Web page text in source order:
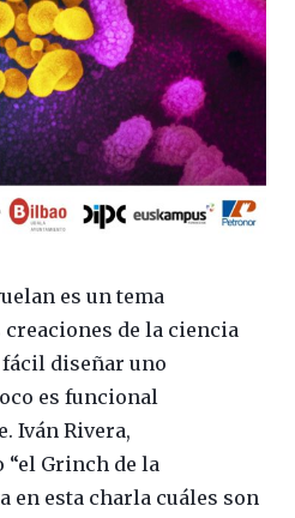
es un tema
de la ciencia
diseñar uno
es funcional
Iván Rivera,
“el Grinch de la
en esta charla cuáles son